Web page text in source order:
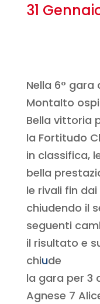
31
Nella 6° gara
Montalto
Bella vittoria
la Fortitudo
in classifica,
bella
le rivali fin
chiudendo il
seguenti
il risultato e
chiude
la gara per 3
Agnese 7